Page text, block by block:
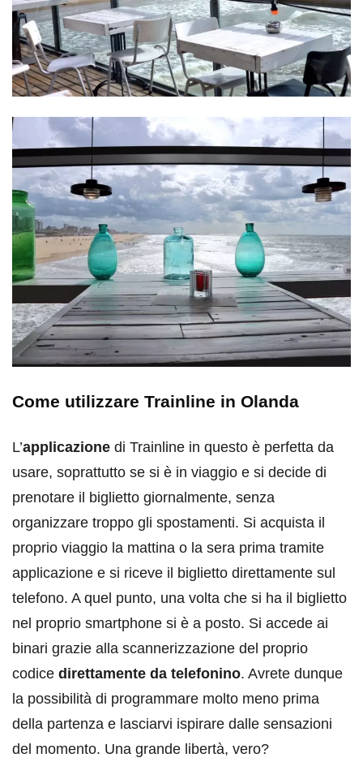
Come utilizzare Trainline in Olanda
L’applicazione di Trainline in questo è perfetta da
usare, soprattutto se si è in viaggio e si decide di
prenotare il biglietto giornalmente, senza
organizzare troppo gli spostamenti. Si acquista il
proprio viaggio la mattina o la sera prima tramite
applicazione e si riceve il biglietto direttamente sul
telefono. A quel punto, una volta che si ha il biglietto
nel proprio smartphone si è a posto. Si accede ai
binari grazie alla scannerizzazione del proprio
codice direttamente da telefonino. Avrete dunque
la possibilità di programmare molto meno prima
della partenza e lasciarvi ispirare dalle sensazioni
del momento. Una grande libertà, vero?